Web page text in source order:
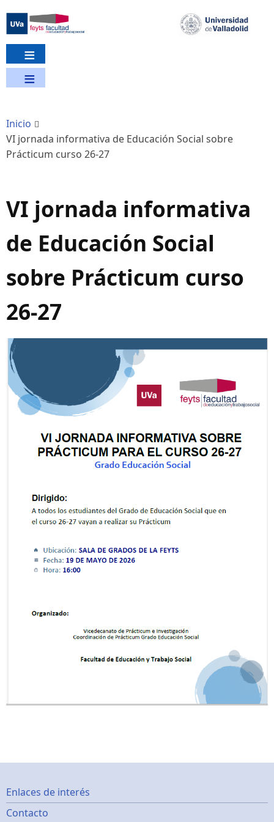
contenido
principal
Inicio
VI jornada informativa de Educación Social sobre
Prácticum curso 26-27
VI jornada informativa
de Educación Social
sobre Prácticum curso
26-27
Footer
Enlaces de interés
Contacto